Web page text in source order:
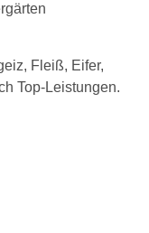
Fleiß, Eifer,
Top-Leistungen.